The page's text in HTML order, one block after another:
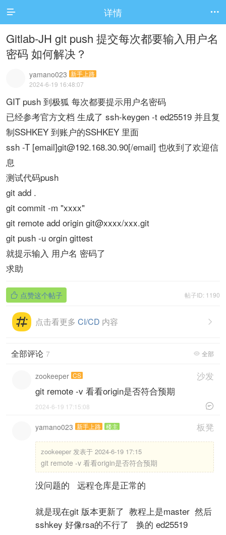
 详情 
Gitlab-JH git push 提交每次都要输入用户名
密码 如何解决？
yamano023 新手上路
2024-6-19 16:48:07
GIT push 到极狐 每次都要提示用户名密码
已经参考官方文档 生成了 ssh-keygen -t ed25519 并且复
制SSHKEY 到账户的SSHKEY 里面
ssh -T [email]git@192.168.30.90[/email] 也收到了欢迎信
息
测试代码push
git add .
git commit -m "xxxx"
git remote add origin git@xxxx/xxx.git
git push -u orgin gittest
就提示输入 用户名 密码了
求助
帖子ID: 1190
 点赞这个帖子

点击看更多 CI/CD 内容
 全部
全部评论 7
沙发
zookeeper CS
git remote -v 看看origin是否符合预期

2024-6-19 17:15:08
板凳
yamano023 新手上路 楼主
zookeeper 发表于 2024-6-19 17:15
git remote -v 看看origin是否符合预期
没问题的 远程仓库是正常的
就是现在git 版本更新了 教程上是master 然后
sshkey 好像rsa的不行了 换的 ed25519